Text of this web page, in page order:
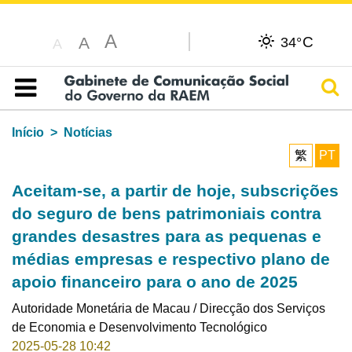
A A A 34°C
Índice
Início
Notícias
繁
PT
Aceitam-se, a partir de hoje, subscrições
do seguro de bens patrimoniais contra
grandes desastres para as pequenas e
médias empresas e respectivo plano de
apoio financeiro para o ano de 2025
Autoridade Monetária de Macau / Direcção dos Serviços
de Economia e Desenvolvimento Tecnológico
2025-05-28 10:42